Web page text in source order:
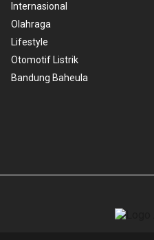
Internasional
Olahraga
Lifestyle
Otomotif Listrik
Bandung Baheula